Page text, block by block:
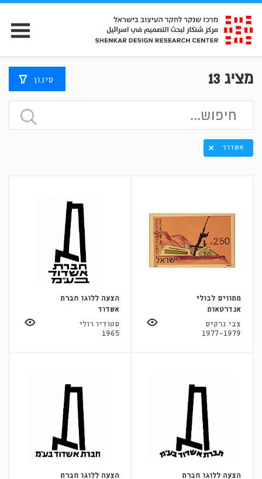
מציג 13 סינון
אשדוד
מתווים לבולי
אנדרטאות
צבי נרקיס
1977-1979
הצעה ללוגו חברת
אשדוד
סטודיו רולי
1965
הצעה ללוגו חברת
הצעה ללוגו חברת